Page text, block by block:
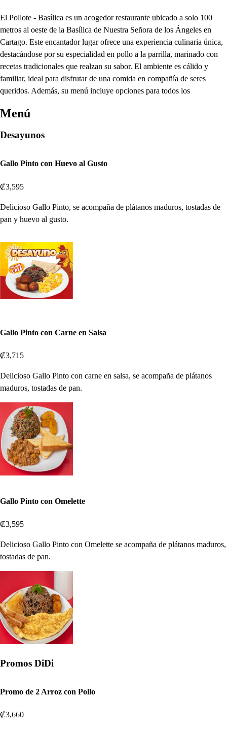
El Pollote - Basílica es un acogedor restaurante ubicado a solo 100
metros al oeste de la Basílica de Nuestra Señora de los Ángeles en
Cartago. Este encantador lugar ofrece una experiencia culinaria única,
destacándose por su especialidad en pollo a la parrilla, marinado con
recetas tradicionales que realzan su sabor. El ambiente es cálido y
familiar, ideal para disfrutar de una comida en compañía de seres
queridos. Además, su menú incluye opciones para todos los
Menú
Desayunos
Gallo Pinto con Huevo al Gusto
₡3,595
Delicioso Gallo Pinto, se acompaña de plátanos maduros, tostadas de
pan y huevo al gusto.
Gallo Pinto con Carne en Salsa
₡3,715
Delicioso Gallo Pinto con carne en salsa, se acompaña de plátanos
maduros, tostadas de pan.
Gallo Pinto con Omelette
₡3,595
Delicioso Gallo Pinto con Omelette se acompaña de plátanos maduros,
tostadas de pan.
Promos DiDi
Promo de 2 Arroz con Pollo
₡3,660